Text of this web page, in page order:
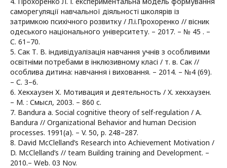
саморегуляції навчальної діяльності школярів із
затримкою психічного розвитку / Л.і.Прохоренко // вісник
одеського національного університету. – 2017. – № 45 . –
С. 61–70.
5. Сак Т. В. індивідуалізація навчання учнів з особливими
освітніми потребами в інклюзивному класі / т. в. Сак //
особлива дитина: навчання і виховання. – 2014. – №4 (69).
– С. 3–6.
6. Хекхаузен Х. Мотивация и деятельность / X. хекхаузен.
– М. : Смысл, 2003. – 860 с.
7. Bandura a. Social cognitive theory of self-regulation / A.
Bandura // Organizational Behavior and human Decision
processes. 1991(a). – V. 50, p. 248–287.
8. David McClelland’s Research into Achievement Motivation /
D. McClelland’s // team Building training and Development. –
2010.– Web. 03 Nov.